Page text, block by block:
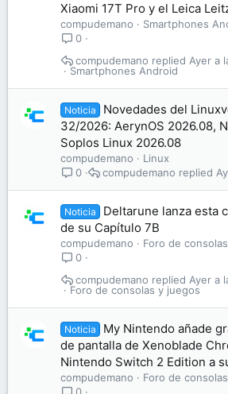
Xiaomi 17T Pro y el Leica
compudemano
Smartphones
0
Smartphones Android
Ayer a
compudemano
Noticia
Novedades del
32/2026: AerynOS 2026.08,
Soplos Linux 2026.08
compudemano
Linux
0
compudemano
Noticia
Deltarune lanza esta
de su Capítulo 7B
compudemano
Foro de
0
Foro de consolas y juegos
Ayer a
compudemano
Noticia
My Nintendo añade
de pantalla de Xenoblade
Nintendo Switch 2 Edition a
compudemano
Foro de